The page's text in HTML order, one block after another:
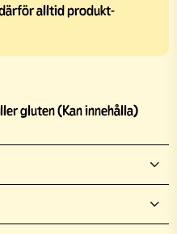
alltid produkt-
gluten (Kan innehålla)